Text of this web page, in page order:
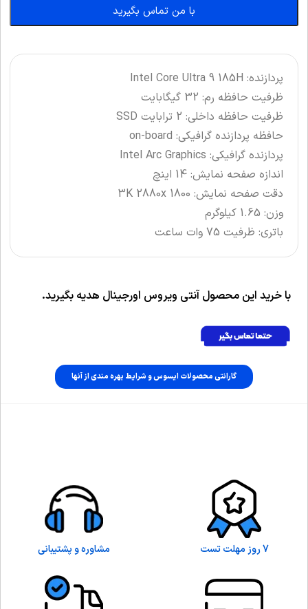
با من تماس بگیرید
پردازنده: Intel Core Ultra 9 185H
ظرفیت حافظه رم: 32 گیگابایت
ظرفیت حافظه داخلی: 2 ترابایت SSD
حافظه پردازنده گرافیکی: on-board
پردازنده گرافیکی: Intel Arc Graphics
اندازه صفحه نمایش: 14 اینچ
دقت صفحه نمایش: 3K 2880x 1800
وزن: 1.65 کیلوگرم
باتری: ظرفیت 75 وات ساعت
با خرید این محصول آنتی ویروس اورجینال هدیه بگیرید.
گارانتی محصولات ایسوس و شرایط بهره مندی از آنها
7 روز مهلت تست مشاوره و پشتیبانی